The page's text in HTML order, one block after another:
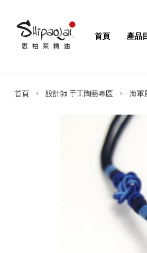
首頁 產品
首頁 › 設計師 手工陶藝專區 › 海軍